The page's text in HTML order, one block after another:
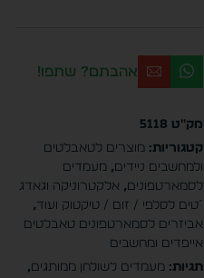
אהבתם? שתפו!
מק"ט 5118
קטגוריות: מוצרים לטאבלטים
ולמחשבים ניידים, מעמדים
לסמארטפונים, אלקטרוניקה וגאדג
´טים לסלפי / זום / טיקטוק ועוד,
אביזרים לסמארטפונים טאבלטים
אייפדים ומחשבים
תגיות: מעמדים לשולחן ממותגים,